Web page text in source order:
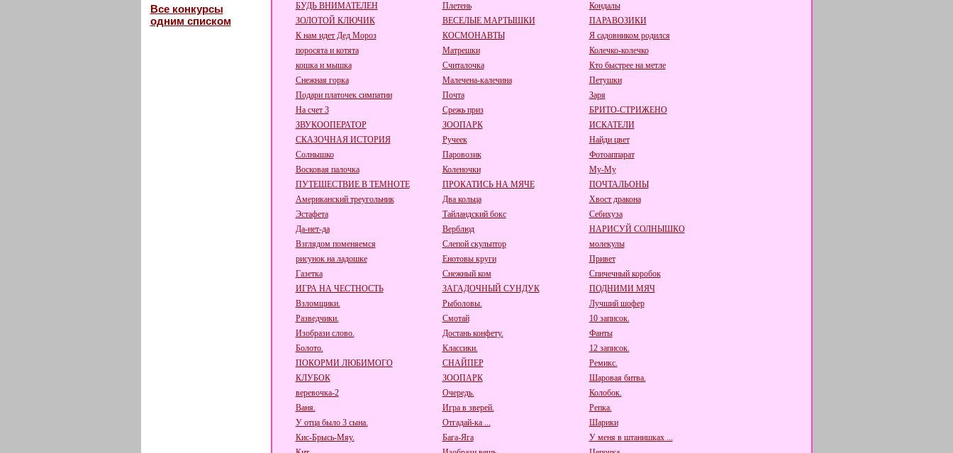
Все конкурсы
одним списком
БУДЬ ВНИМАТЕЛЕН
Плетень
Кондалы
ЗОЛОТОЙ КЛЮЧИК
ВЕСЕЛЫЕ МАРТЫШКИ
ПАРАВОЗИКИ
К нам идет Дед Мороз
КОСМОНАВТЫ
Я садовником родился
поросята и котята
Матрешки
Колечко-колечко
кошка и мышка
Считалочка
Кто быстрее на метле
Снежная горка
Малечена-калечина
Петушки
Подари платочек симпатии
Почта
Заря
На счет 3
Срежь приз
БРИТО-СТРИЖЕНО
ЗВУКООПЕРАТОР
ЗООПАРК
ИСКАТЕЛИ
СКАЗОЧНАЯ ИСТОРИЯ
Ручеек
Найди цвет
Солнышко
Паровозик
Фотоаппарат
Восковая палочка
Коленочки
Му-Му
ПУТЕШЕСТВИЕ В ТЕМНОТЕ
ПРОКАТИСЬ НА МЯЧЕ
ПОЧТАЛЬОНЫ
Американский треугольник
Два кольца
Хвост дракона
Эстафета
Тайландский бокс
Себихуза
Да-нет-да
Верблюд
НАРИСУЙ СОЛНЫШКО
Взглядом поменяемся
Слепой скульптор
молекулы
рисунок на ладошке
Енотовы круги
Привет
Газетка
Снежный ком
Спичечный коробок
ИГРА НА ЧЕСТНОСТЬ
ЗАГАДОЧНЫЙ СУНДУК
ПОДНИМИ МЯЧ
Взломщики.
Рыболовы.
Лучший шофер
Разведчики.
Смотай
10 записок.
Изобрази слово.
Достань конфету.
Фанты
Болото.
Классики.
12 записок.
ПОКОРМИ ЛЮБИМОГО
СНАЙПЕР
Ремикс.
КЛУБОК
ЗООПАРК
Шаровая битва.
веревочка-2
Очередь.
Колобок.
Ваня.
Игра в зверей.
Репка.
У отца было 3 сына.
Отгадай-ка ...
Шарики
Кис-Брысь-Мяу.
Бага-Яга
У меня в штанишках ...